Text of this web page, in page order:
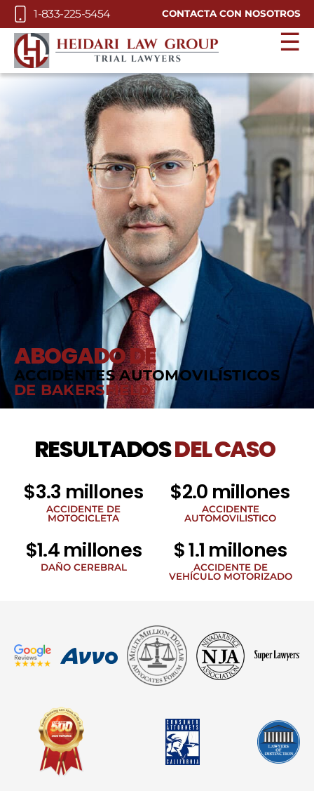
Skip to Main Content
1-833-225-5454 CONTACTA CON NOSOTROS
☰
ABOGADO DE
ACCIDENTES AUTOMOVILÍSTICOS
DE BAKERSFIELD
RESULTADOSDEL CASO
$3.3 millones
ACCIDENTE DE
MOTOCICLETA
$2.0 millones
ACCIDENTE
AUTOMOVILISTICO
$1.4 millones
DAÑO CEREBRAL
$ 1.1 millones
ACCIDENTE DE
VEHÍCULO MOTORIZADO